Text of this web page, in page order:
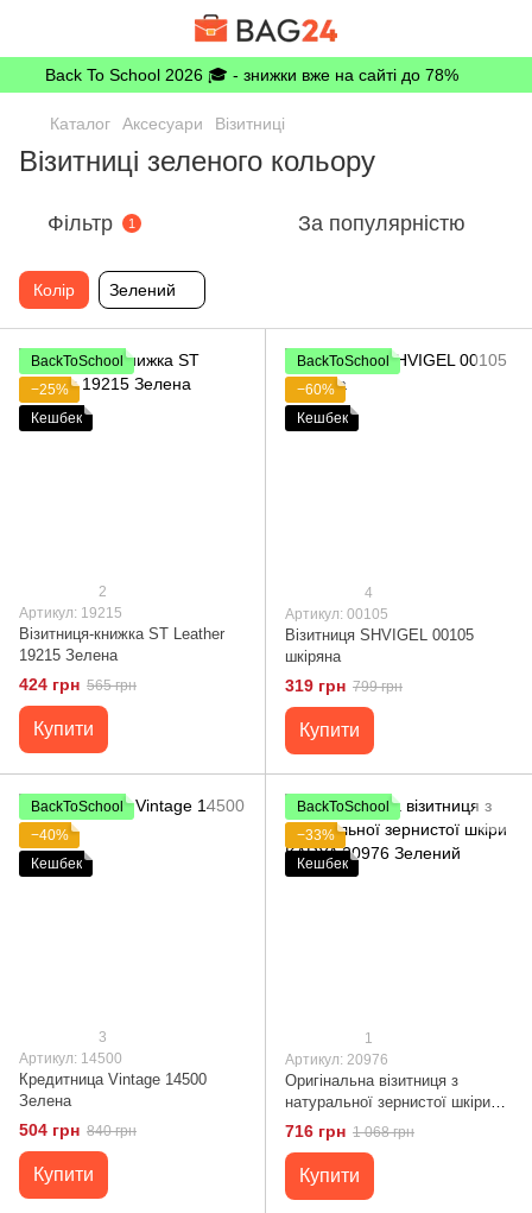
Back To School 2026 🎓 - знижки вже на сайті до 78%
Каталог Аксесуари Візитниці
Візитниці зеленого кольору
Фільтр 1 За популярністю
Колір Зелений
BackToSchool
−25%
Кешбек
2
Артикул: 19215
Візитниця-книжка ST Leather
19215 Зелена
424 грн 565 грн
Купити
BackToSchool
−60%
Кешбек
4
Артикул: 00105
Візитниця SHVIGEL 00105
шкіряна
319 грн 799 грн
Купити
BackToSchool
−40%
Кешбек
3
Артикул: 14500
Кредитница Vintage 14500
Зелена
504 грн 840 грн
Купити
BackToSchool
−33%
Кешбек
1
Артикул: 20976
Оригінальна візитниця з
натуральної зернистої шкіри
KARYA 20976 Зелений
716 грн 1 068 грн
Купити